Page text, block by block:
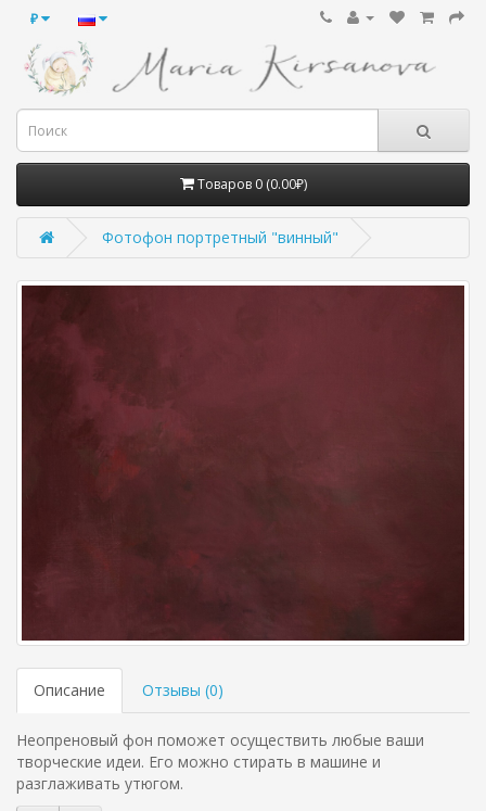
₽
Товаров 0 (0.00₽)
Фотофон портретный "винный"
Описание Отзывы (0)
Неопреновый фон поможет осуществить любые ваши
творческие идеи. Его можно стирать в машине и
разглаживать утюгом.